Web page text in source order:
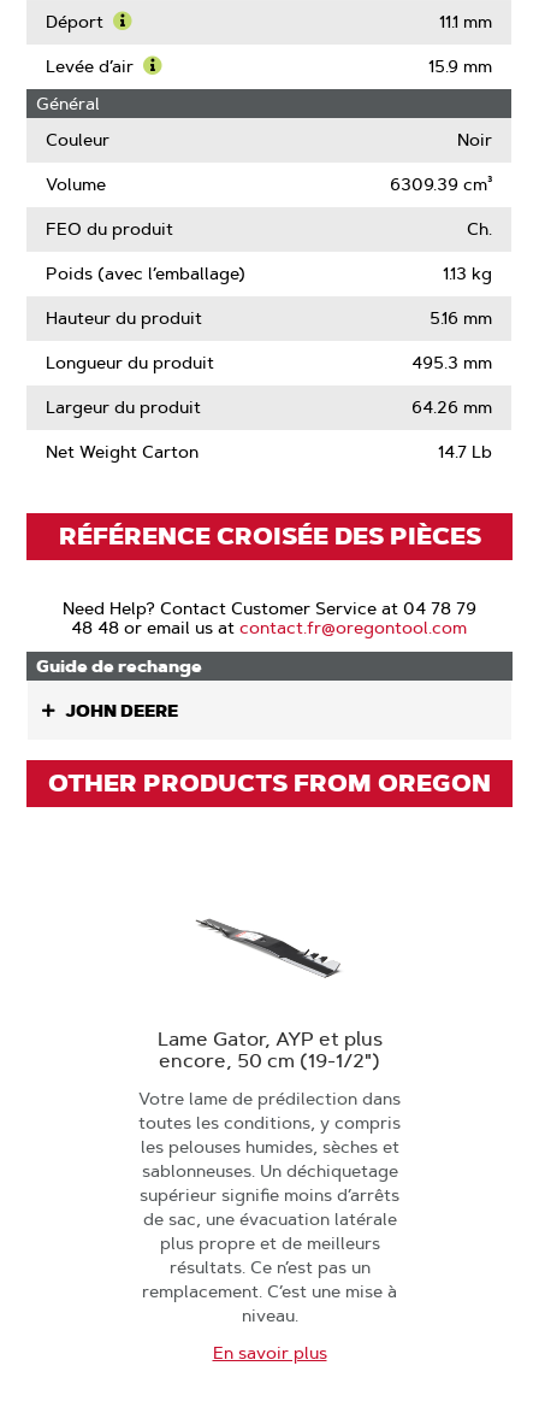
central
en
Déport
More
About
11.1 mm
Levée d’air
Learn
15.9 mm
Général
Couleur
Noir
Volume 6309.39 cm³
FEO du produit Ch.
Poids (avec l’emballage) 1.13 kg
Hauteur du produit 5.16 mm
Longueur du produit 495.3 mm
Largeur du produit 64.26 mm
Net Weight Carton 14.7 Lb
RÉFÉRENCE CROISÉE DES PIÈCES
Need Help? Contact Customer Service at 04 78 79
48 48 or email us atcontact.fr@oregontool.com
Guide de rechange
JOHN DEERE
OTHER PRODUCTS FROM OREGON
Lame Gator, AYP et plus
encore, 50 cm (19-1/2")
Votre lame de prédilection dans
toutes les conditions, y compris
les pelouses humides, sèches et
sablonneuses. Un déchiquetage
supérieur signifie moins d’arrêts
de sac, une évacuation latérale
plus propre et de meilleurs
résultats. Ce n’est pas un
remplacement. C’est une mise à
niveau.
En savoir plus